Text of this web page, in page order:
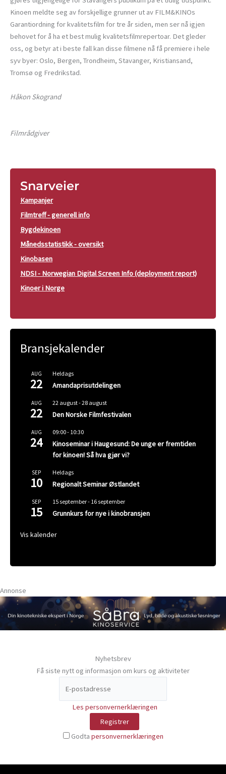
Kinoen meldte seg av forskjellige grunner ut av FILM&KINOs
Garantiordning for kvalitetsfilm for tre år siden, men ser nå igjen
behovet for å ha et best mulig kvalitetsfilmrepertoar. Det gleder
oss, og betyr at i beste fall kan disse filmene nå få premiere i hele
syv byer: Oslo, Bergen, Trondheim, Stavanger, Kristiansand,
Tromsø og Fredrikstad.
Håkon Skogrand
Filmrådgiver
Snarveier
Kampanjer
Filmtreff - generell info
Bygdekinoen
Månedsstatistikk - oversikt
Kinobasen
NDSI - Norwegian Digital Screen Info (deployment report)
Kinoer i Norge
Bransjekalender
AUG
22
Heldags
Amandaprisutdelingen
AUG
22
22 august-28 august
Den Norske Filmfestivalen
AUG
24
09:00- 10:30
Kinoseminar i Haugesund: De unge er fremtiden
for kinoen! Så hva gjør vi?
SEP
10
Heldags
Regionalt Seminar Østlandet
SEP
15
15 september- 16 september
Grunnkurs for nye i kinobransjen
Vis kalender
Annonse
Nyhetsbrev
Få siste nytt og informasjon om kurs og aktiviteter
Les personvernerklæringen
Godta personvernerklæringen